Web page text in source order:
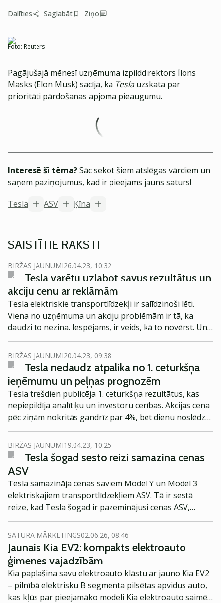
Dalīties Saglabāt Ziņo
Foto: Reuters
Pagājušajā mēnesī uzņēmuma izpilddirektors Īlons
Masks (Elon Musk) sacīja, ka Teslauzskata par
prioritāti pārdošanas apjoma pieaugumu.
Interesē šī tēma?Sāc sekot šiem atslēgas vārdiem un
saņem paziņojumus, kad ir pieejams jauns saturs!
Tesla
ASV Ķīna
SAISTĪTIE RAKSTI
BIRŽAS JAUNUMI26.04.23, 10:32
Tesla varētu uzlabot savus rezultātus un
akciju cenu ar reklāmām
Tesla elektriskie transportlīdzekļi ir salīdzinoši lēti.
Viena no uzņēmuma un akciju problēmām ir tā, ka
daudzi to nezina. Iespējams, ir veids, kā to novērst. Un
tās ir reklāmas.
BIRŽAS JAUNUMI20.04.23, 09:38
Tesla nedaudz atpalika no 1. ceturkšņa
ieņēmumu un peļņas prognozēm
Tesla trešdien publicēja 1. ceturkšņa rezultātus, kas
nepiepildīja analītiķu un investoru cerības. Akcijas cena
pēc ziņām nokritās gandrīz par 4%, bet dienu noslēdza
ar 2% lejupslīdi. Pēc tirgus slēgšananas akciju cena
turpina atkāpties.
BIRŽAS JAUNUMI19.04.23, 10:25
Tesla šogad sesto reizi samazina cenas
ASV
Tesla samazināja cenas saviem Model Y un Model 3
elektriskajiem transportlīdzekļiem ASV. Tā ir sestā
reize, kad Tesla šogad ir pazeminājusi cenas ASV,
raisot bažas par ietekmi uz uzņēmuma peļņu, vēsta
Reuters.
SATURA MĀRKETINGS02.06.26, 08:46
Jaunais Kia EV2: kompakts elektroauto
ģimenes vajadzībām
Kia paplašina savu elektroauto klāstu ar jauno Kia EV2
– pilnībā elektrisku B segmenta pilsētas apvidus auto,
kas kļūs par pieejamāko modeli Kia elektroauto saimē